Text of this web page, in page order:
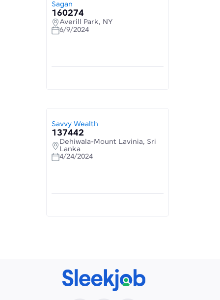
Sagan
160274
Averill Park, NY
6/9/2024
Savvy Wealth
137442
Dehiwala-Mount Lavinia, Sri
Lanka
4/24/2024